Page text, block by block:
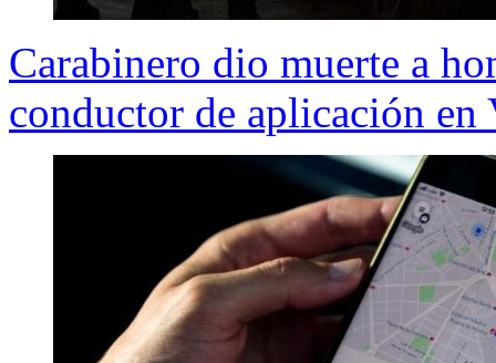
Carabinero dio muerte a
conductor de aplicación